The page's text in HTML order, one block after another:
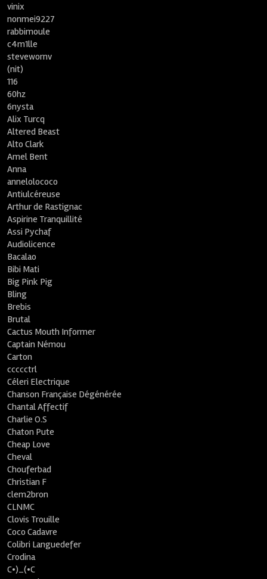
vinix
nonmei9227
rabbimoule
c4m1lle
stevewornv
(nit)
116
60hz
6nysta
Alix Turcq
Altered Beast
Alto Clark
Amel Bent
Anna
annelolococo
Antiulcéreuse
Arthur de Rastignac
Aspirine Tranquillité
Assi Pychaf
Audiolicence
Bacalao
Bibi Mati
Big Pink Pig
Bling
Brebis
Brutal
Cactus Mouth Informer
Captain Némou
Carton
ccccctrl
Céleri Electrique
Chanson Française Dégénérée
Chantal Affectif
Charlie O.S
Chaton Pute
Cheap Love
Cheval
Chouferbad
Christian F
clem2bron
CLNMC
Clovis Trouille
Coco Cadavre
Colibri Languedefer
Crodina
C•)_(•C